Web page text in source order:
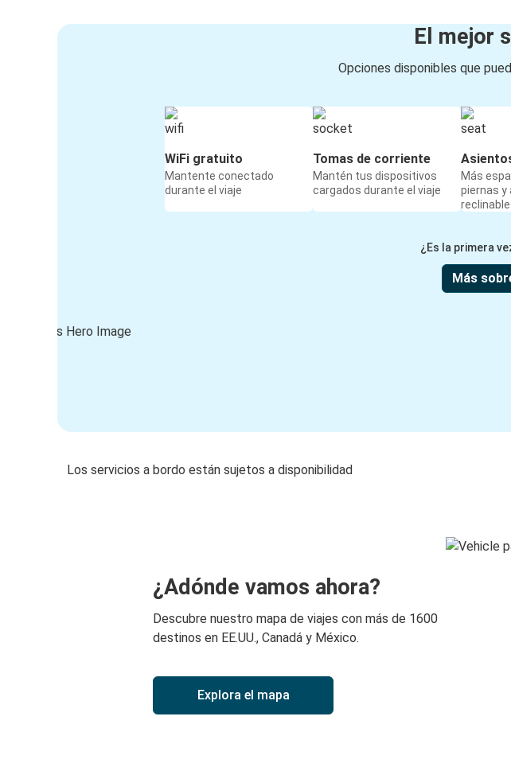
El mejor
Opciones disponibles que
WiFi gratuito
Mantente conectado
durante el viaje
Tomas de corriente
Mantén tus dispositivos
cargados durante el viaje
Más
piernas y
¿Es la primera
Más
Los servicios a bordo están sujetos a disponibilidad
¿Adónde vamos ahora?
Descubre nuestro mapa de viajes con más de 1600
destinos en EE.UU., Canadá y México.
Explora el mapa